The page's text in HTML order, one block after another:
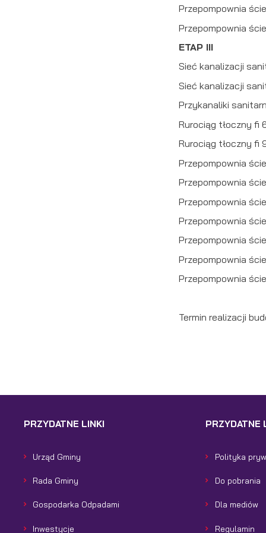
Przepompownia
Przepompownia
ETAP III
Sieć kanalizacji
Sieć kanalizacji
Przykanaliki
Rurociąg tłoczny fi
Rurociąg tłoczny fi
Przepompownia
Przepompownia
Przepompownia
Przepompownia
Przepompownia
Przepompownia
Przepompownia
Termin realizacji
PRZYDATNE LINKI
Urząd Gminy
Rada Gminy
Gospodarka Odpadami
Inwestycje
PRZYDATNE
Polityka
Do pobrania
Dla mediów
Regulamin